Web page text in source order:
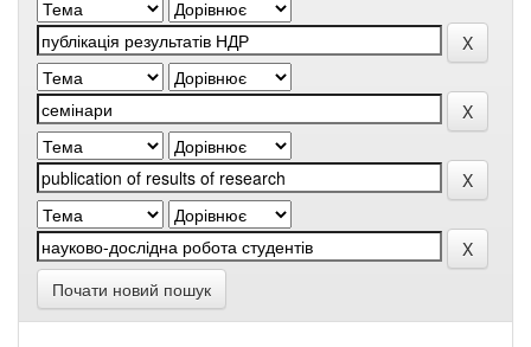
Почати новий пошук